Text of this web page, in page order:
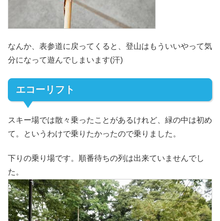
なんか、表参道に戻ってくると、登山はもういいやって気
分になって遊んでしまいます(汗)
エコーリフト
スキー場では散々乗ったことがあるけれど、緑の中は初め
て。というわけで乗りたかったので乗りました。
下りの乗り場です。順番待ちの列は出来ていませんでし
た。